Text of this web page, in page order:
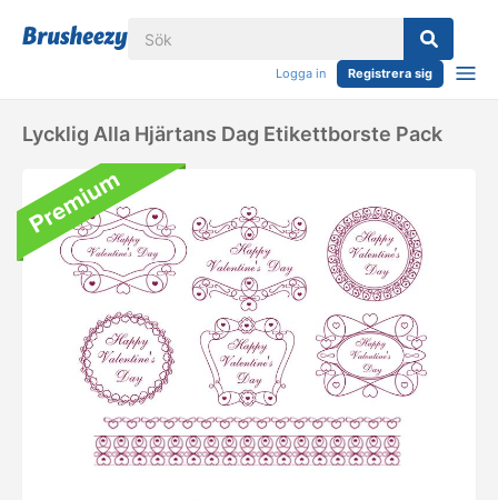
Logga in Registrera sig
Lycklig Alla Hjärtans Dag Etikettborste Pack